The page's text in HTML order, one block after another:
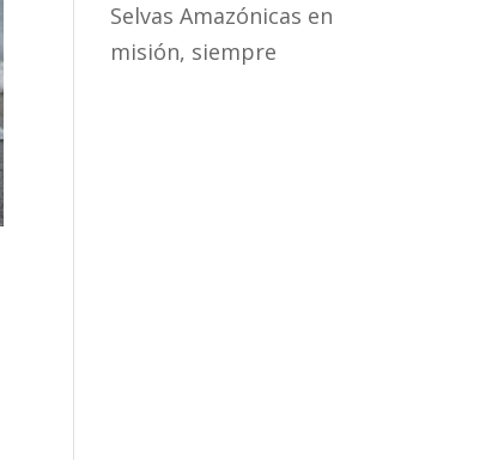
Selvas Amazónicas en
misión, siempre